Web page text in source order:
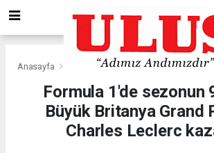
Anasayfa
Formula 1'de sezonun
Büyük Britanya Grand
Charles Leclerc